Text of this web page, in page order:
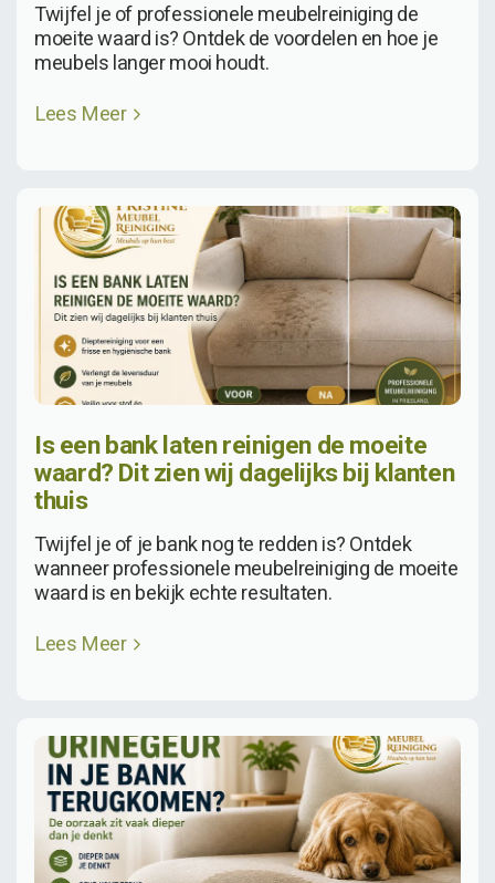
Twijfel je of professionele meubelreiniging de
moeite waard is? Ontdek de voordelen en hoe je
meubels langer mooi houdt.
Lees Meer
Is een bank laten reinigen de moeite
waard? Dit zien wij dagelijks bij klanten
thuis
Twijfel je of je bank nog te redden is? Ontdek
wanneer professionele meubelreiniging de moeite
waard is en bekijk echte resultaten.
Lees Meer